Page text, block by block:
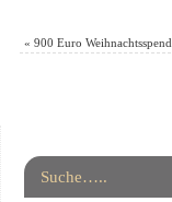
« 900 Euro
Suche…..